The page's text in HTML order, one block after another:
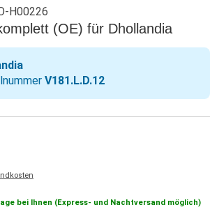
H00226
(OE) für Dhollandia
V181.L.D.12
bei Ihnen (Express- und Nachtversand möglich)